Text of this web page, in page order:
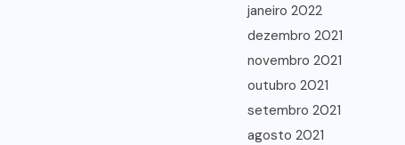
janeiro 2022
dezembro 2021
novembro 2021
outubro 2021
setembro 2021
agosto 2021